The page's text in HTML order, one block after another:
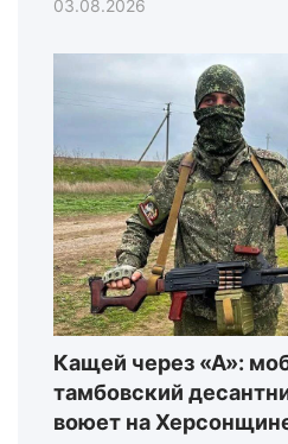
03.08.2026
Кащей через «А»:
тамбовский
воюет на